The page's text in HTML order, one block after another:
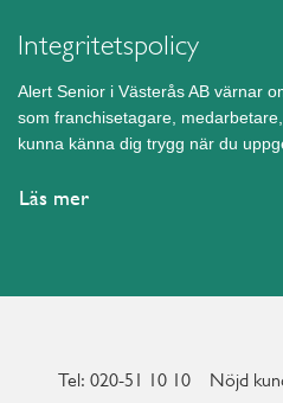
Integritetspolicy
Alert Senior i Västerås AB värnar
som franchisetagare,
kunna känna dig trygg när du
Läs mer
Tel: 020-51 10 10 Nöjd